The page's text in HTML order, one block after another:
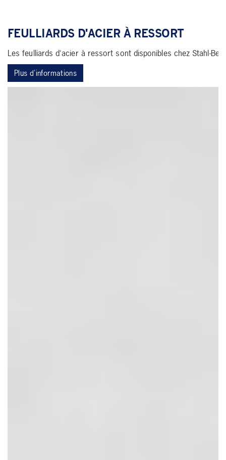
FEULLIARDS D'ACIER À RESSORT
Les feulliards d'acier à ressort sont disponibles chez Stahl-
Plus d'informations